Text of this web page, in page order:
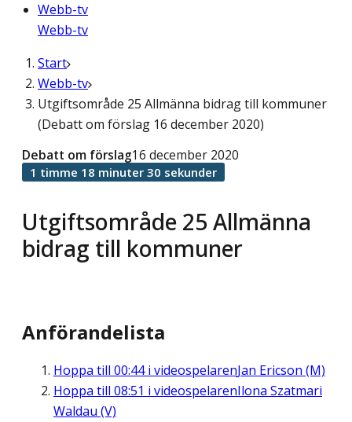
Webb-tv
Webb-tv
Start
Webb-tv
Utgiftsområde 25 Allmänna bidrag till kommuner
(Debatt om förslag 16 december 2020)
Utgiftsområde 25 Allmänna
bidrag till kommuner
Debatt om förslag16 december 2020
1 timme 18 minuter 30 sekunder
Anförandelista
Hoppa till 00:44i videospelarenJan Ericson (M)
Hoppa till 08:51 i videospelarenIlona Szatmari
Waldau (V)